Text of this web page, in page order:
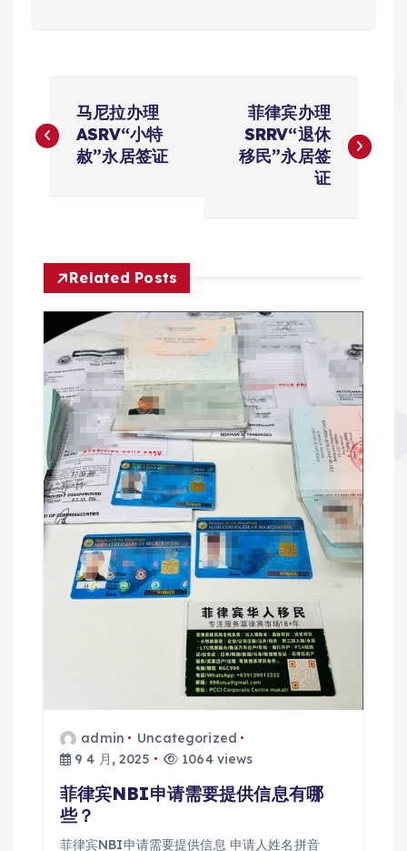
章
马尼拉办理
ASRV“小特
赦”永居签证
菲律宾办理
SRRV“退休
移民”永居签
证
Related Posts
admin
Uncategorized
9 4 月, 2025
1064 views
菲律宾NBI申请需要提供信息有哪
些？
菲律宾NBI申请需要提供信息 申请人姓名拼音